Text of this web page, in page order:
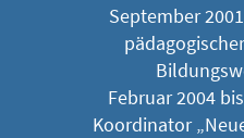
September
Februar 2004
Koordinator